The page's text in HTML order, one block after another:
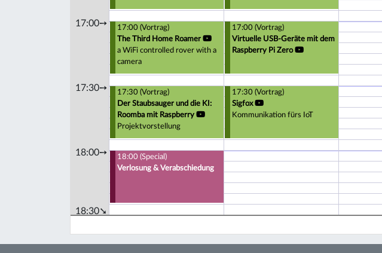
17:00➙
17:30➙
18:00➙
18:30➘
17:00 (Vortrag)
The Third Home Roamer
a WiFi controlled rover with a
camera
17:00 (Vortrag)
Virtuelle USB-Geräte mit dem
Raspberry Pi Zero
17:30 (Vortrag)
Der Staubsauger und die KI:
Roomba mit Raspberry
Projektvorstellung
17:30 (Vortrag)
Sigfox
Kommunikation fürs IoT
18:00 (Special)
Verlosung & Verabschiedung